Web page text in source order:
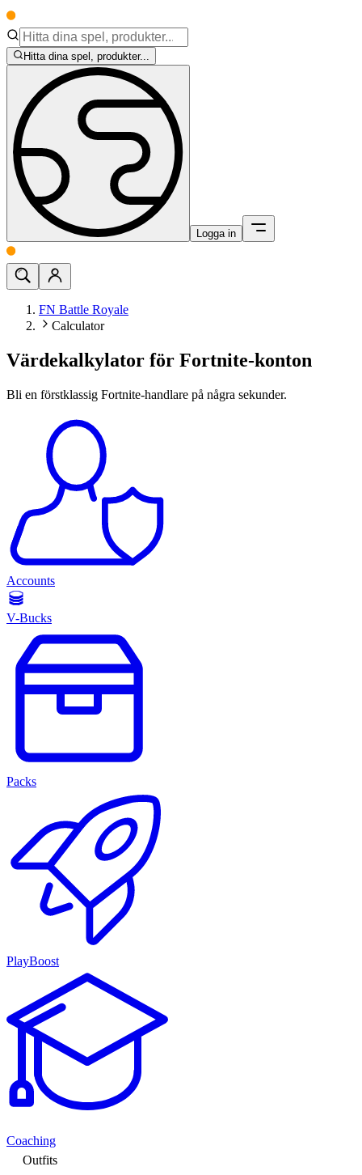
Hitta dina spel, produkter...
Logga in
FN Battle Royale
Calculator
Värdekalkylator för Fortnite-konton
Bli en förstklassig Fortnite-handlare på några sekunder.
Accounts
V-Bucks
Packs
PlayBoost
Coaching
Outfits